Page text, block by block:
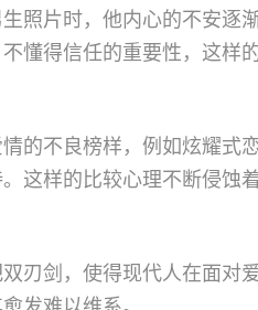
照片时，他内心的不安逐
懂得信任的重要性，这样
的不良榜样，例如炫耀式
这样的比较心理不断侵蚀
刃剑，使得现代人在面对